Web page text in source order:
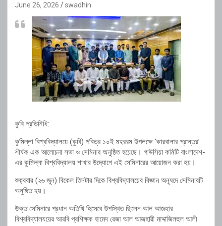
June 26, 2026 swadhin
কুবি প্রতিনিধি:
কুমিল্লা বিশ্ববিদ্যালয়ে (কুবি) পবিত্র ১০ই মহররম উপলক্ষে ‘কারবালার প্রান্তর’
শীর্ষক এক আলোচনা সভা ও সেমিনার অনুষ্ঠিত হয়েছে। গাউসিয়া কমিটি বাংলাদেশ-
এর কুমিল্লা বিশ্ববিদ্যালয় শাখার উদ্যোগে এই সেমিনারের আয়োজন করা হয়।
​শুক্রবার (২৬ জুন) বিকেল তিনটার দিকে বিশ্ববিদ্যালয়ের বিজ্ঞান অনুষদে সেমিনারটি
অনুষ্ঠিত হয়।
উক্ত সেমিনারে প্রধান অতিথি হিসেবে উপস্থিত ছিলেন আল আজহার
বিশ্ববিদ্যালযয়ের আরবি প্রশিক্ষক হামেদ রেজা আল আজহারী মাদ্দাজিলহুল আলী